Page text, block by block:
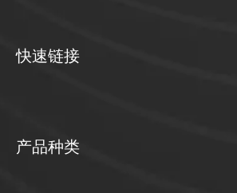
快速链接
产品种类